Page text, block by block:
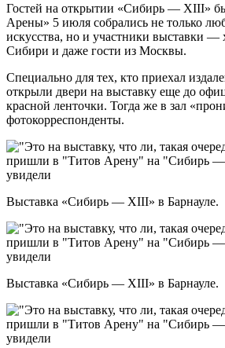
Гостей на открытии «Сибирь — XIII»
Арены» 5 июля собрались не только
искусства, но и участники выставки —
Сибири и даже гости из Москвы.
Специально для тех, кто приехал
открыли двери на выставку еще до
красной ленточки. Тогда же в зал
фотокорреспонденты.
Выставка «Сибирь — XIII» в Барнауле.
Выставка «Сибирь — XIII» в Барнауле.